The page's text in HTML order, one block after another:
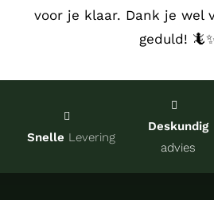
voor je klaar. Dank je wel
geduld!
Snelle Levering
Deskundig
advies